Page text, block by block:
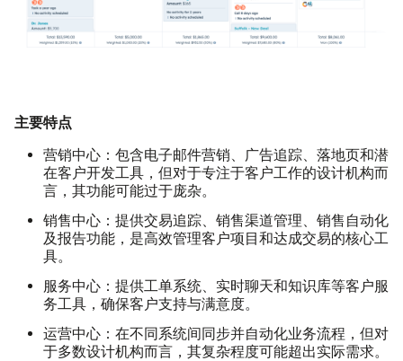
主要特点
营销中心： 包含电子邮件营销、广告追踪、落地页和潜
在客户开发工具，但对于专注于客户工作的设计机构而
言，其功能可能过于庞杂。
销售中心： 提供交易追踪、销售渠道管理、销售自动化
及报告功能，是高效管理客户项目和达成交易的核心工
具。
服务中心： 提供工单系统、实时聊天和知识库等客户服
务工具，确保客户支持与满意度。
运营中心： 在不同系统间同步并自动化业务流程，但对
于多数设计机构而言，其复杂程度可能超出实际需求。